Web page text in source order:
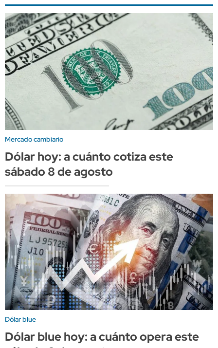
Mercado cambiario
Dólar hoy: a cuánto cotiza este
sábado 8 de agosto
Dólar blue
Dólar blue hoy: a cuánto opera este